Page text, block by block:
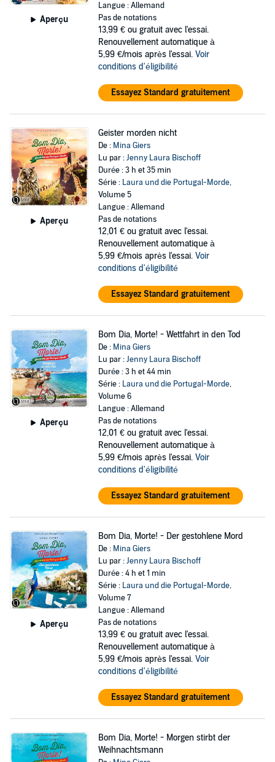
Aperçu
Langue : Allemand
Pas de notations
13,99 € ou gratuit avec l'essai.
Renouvellement automatique à
5,99 €/mois après l'essai. Voir
conditions d'éligibilité
Essayez Standard gratuitement
Aperçu
Geister morden nicht
De : Mina Giers
Lu par :Jenny Laura Bischoff
Durée : 3 h et 35 min
Série : Laura und die Portugal-Morde,
Volume 5
Langue : Allemand
Pas de notations
12,01 € ou gratuit avec l'essai.
Renouvellement automatique à
5,99 €/mois après l'essai. Voir
conditions d'éligibilité
Essayez Standard gratuitement
Aperçu
Bom Dia, Morte! - Wettfahrt in den Tod
De : Mina Giers
Lu par :Jenny Laura Bischoff
Durée : 3 h et 44 min
Série : Laura und die Portugal-Morde,
Volume 6
Langue : Allemand
Pas de notations
12,01 € ou gratuit avec l'essai.
Renouvellement automatique à
5,99 €/mois après l'essai. Voir
conditions d'éligibilité
Essayez Standard gratuitement
Aperçu
Bom Dia, Morte! - Der gestohlene Mord
De : Mina Giers
Lu par :Jenny Laura Bischoff
Durée : 4 h et 1 min
Série : Laura und die Portugal-Morde,
Volume 7
Langue : Allemand
Pas de notations
13,99 € ou gratuit avec l'essai.
Renouvellement automatique à
5,99 €/mois après l'essai. Voir
conditions d'éligibilité
Essayez Standard gratuitement
Bom Dia, Morte! - Morgen stirbt der
Weihnachtsmann